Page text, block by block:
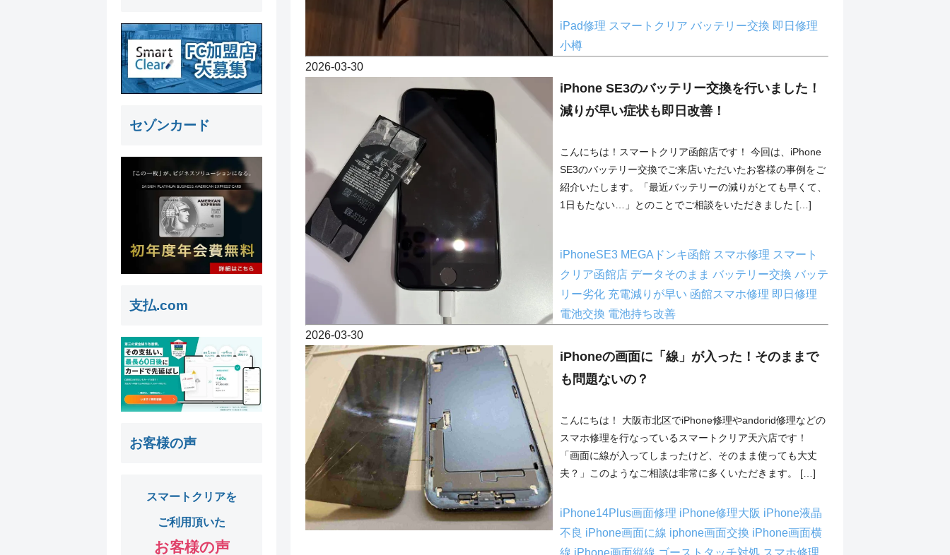
iPad修理 スマートクリア バッテリー交換 即日修理
小樽
2026-03-30
iPhone SE3のバッテリー交換を行いました！
減りが早い症状も即日改善！
こんにちは！スマートクリア函館店です！ 今回は、iPhone
SE3のバッテリー交換でご来店いただいたお客様の事例をご
紹介いたします。「最近バッテリーの減りがとても早くて、
1日もたない…」とのことでご相談をいただきました […]
iPhoneSE3 MEGAドンキ函館 スマホ修理 スマート
クリア函館店 データそのまま バッテリー交換 バッテ
リー劣化 充電減りが早い 函館スマホ修理 即日修理
電池交換 電池持ち改善
2026-03-30
iPhoneの画面に「線」が入った！そのままで
も問題ないの？
こんにちは！ 大阪市北区でiPhone修理やandorid修理などの
スマホ修理を行なっているスマートクリア天六店です！
「画面に線が入ってしまったけど、そのまま使っても大丈
夫？」このようなご相談は非常に多くいただきます。 […]
iPhone14Plus画面修理 iPhone修理大阪 iPhone液晶
不良 iPhone画面に線 iphone画面交換 iPhone画面横
線 iPhone画面縦線 ゴーストタッチ対処 スマホ修理
セゾンカード
支払.com
お客様の声
スマートクリアを
ご利用頂いた
お客様の声